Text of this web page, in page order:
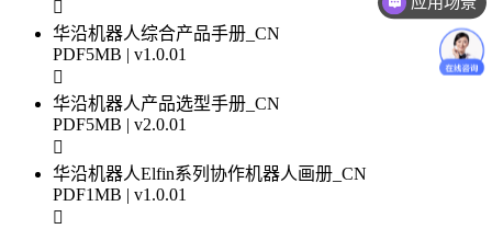
华沿机器人综合产品手册_CN
PDF5MB | v1.0.01
华沿机器人产品选型手册_CN
PDF5MB | v2.0.01
华沿机器人Elfin系列协作机器人画册_CN
PDF1MB | v1.0.01
价格咨询